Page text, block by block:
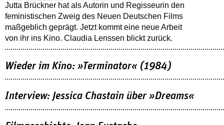
Jutta Brückner hat als Autorin und Regisseurin den
feministischen Zweig des Neuen Deutschen Films
maßgeblich geprägt. Jetzt kommt eine neue Arbeit
von ihr ins Kino. Claudia Lenssen blickt zurück.
Wieder im Kino: »Terminator« (1984)
Interview: Jessica Chastain über »Dreams«